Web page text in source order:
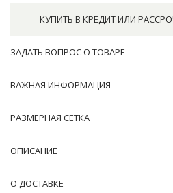
КУПИТЬ В КРЕДИТ ИЛИ
ЗАДАТЬ ВОПРОС О ТОВАРЕ
ВАЖНАЯ ИНФОРМАЦИЯ
РАЗМЕРНАЯ СЕТКА
ОПИСАНИЕ
О ДОСТАВКЕ